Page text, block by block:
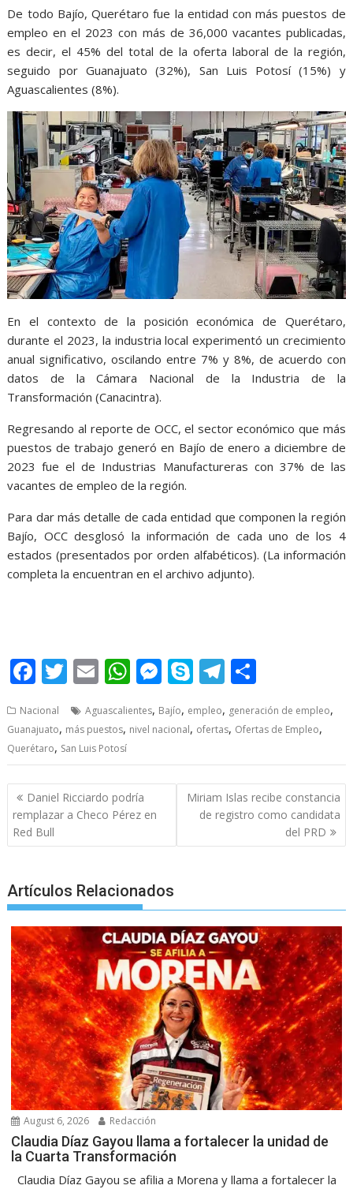
De todo Bajío, Querétaro fue la entidad con más puestos de
empleo en el 2023 con más de 36,000 vacantes publicadas,
es decir, el 45% del total de la oferta laboral de la región,
seguido por Guanajuato (32%), San Luis Potosí (15%) y
Aguascalientes (8%).
En el contexto de la posición económica de Querétaro,
durante el 2023, la industria local experimentó un crecimiento
anual significativo, oscilando entre 7% y 8%, de acuerdo con
datos de la Cámara Nacional de la Industria de la
Transformación (Canacintra).
Regresando al reporte de OCC, el sector económico que más
puestos de trabajo generó en Bajío de enero a diciembre de
2023 fue el de Industrias Manufactureras con 37% de las
vacantes de empleo de la región.
Para dar más detalle de cada entidad que componen la región
Bajío, OCC desglosó la información de cada uno de los 4
estados (presentados por orden alfabéticos). (La información
completa la encuentran en el archivo adjunto).
F
e
b
o
o
k
T
itt
er
E
ai
l
W
at
A
p
p
M
ss
n
S
y
e
T
e
a
m
ar
Nacional Aguascalientes, Bajío, empleo, generación de empleo,
Guanajuato, más puestos, nivel nacional, ofertas, Ofertas de Empleo,
Querétaro, San Luis Potosí
Post
navigation
Daniel Ricciardo podría
remplazar a Checo Pérez en
Red Bull
Miriam Islas recibe constancia
de registro como candidata
del PRD
Artículos Relacionados
August 6, 2026 Redacción
Claudia Díaz Gayou llama a fortalecer la unidad de
la Cuarta Transformación
Claudia Díaz Gayou se afilia a Morena y llama a fortalecer la